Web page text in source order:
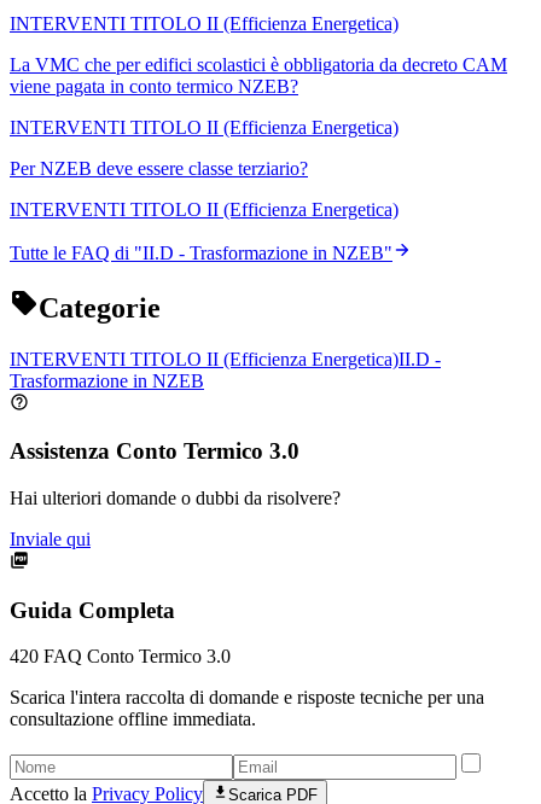
INTERVENTI TITOLO II (Efficienza Energetica)
La VMC che per edifici scolastici è obbligatoria da decreto CAM
viene pagata in conto termico NZEB?
INTERVENTI TITOLO II (Efficienza Energetica)
Per NZEB deve essere classe terziario?
INTERVENTI TITOLO II (Efficienza Energetica)
Tutte le FAQ di "II.D - Trasformazione in NZEB"
Categorie
INTERVENTI TITOLO II (Efficienza Energetica)II.D -
Trasformazione in NZEB
Assistenza Conto Termico 3.0
Hai ulteriori domande o dubbi da risolvere?
Inviale qui
Guida Completa
420 FAQ Conto Termico 3.0
Scarica l'intera raccolta di domande e risposte tecniche per una
consultazione offline immediata.
Accetto la Privacy Policy Scarica PDF